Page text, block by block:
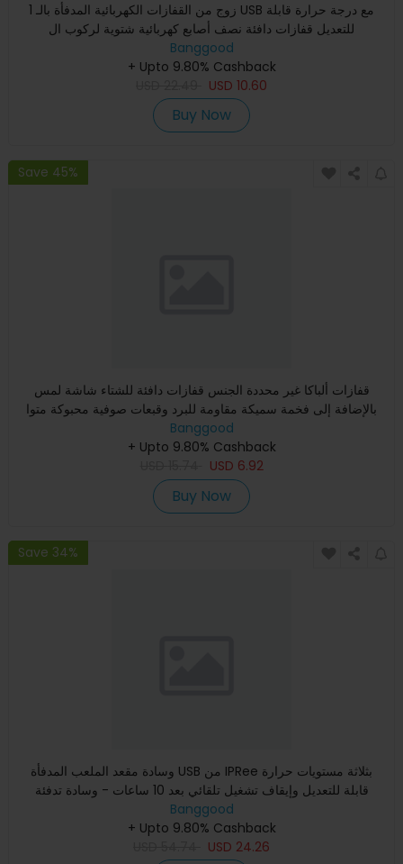
1 زوج من القفازات الكهربائية المدفأة بالـ USB مع درجة حرارة قابلة
للتعديل قفازات دافئة نصف أصابع كهربائية شتوية لركوب ال
Banggood
+ Upto 9.80% Cashback
USD 10.60
Buy Now
Save 45%
قفازات ألباكا غير محددة الجنس قفازات دافئة للشتاء شاشة لمس
بالإضافة إلى فخمة سميكة مقاومة للبرد وقبعات صوفية محبوكة متوا
Banggood
+ Upto 9.80% Cashback
USD 6.92
Buy Now
Save 34%
وسادة مقعد الملعب المدفأة USB من IPRee بثلاثة مستويات حرارة
قابلة للتعديل وإيقاف تشغيل تلقائي بعد 10 ساعات - وسادة تدفئة
Banggood
+ Upto 9.80% Cashback
USD 24.26